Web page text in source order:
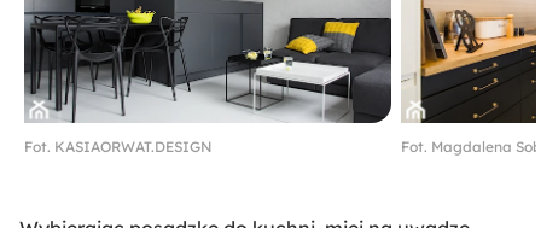
Fot. KASIAORWAT.DESIGN Fot. Magdalena